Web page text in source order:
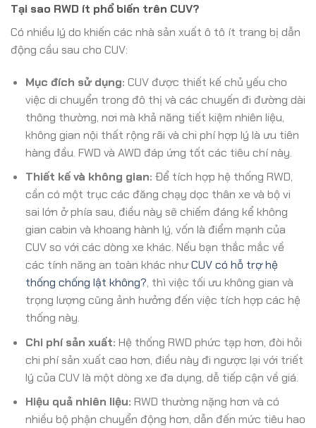
Tại sao RWD ít phổ biến trên CUV?
Có nhiều lý do khiến các nhà sản xuất ô tô ít trang bị dẫn
động cầu sau cho CUV:
Mục đích sử dụng: CUV được thiết kế chủ yếu cho
việc di chuyển trong đô thị và các chuyến đi đường dài
thông thường, nơi mà khả năng tiết kiệm nhiên liệu,
không gian nội thất rộng rãi và chi phí hợp lý là ưu tiên
hàng đầu. FWD và AWD đáp ứng tốt các tiêu chí này.
Thiết kế và không gian: Để tích hợp hệ thống RWD,
cần có một trục các đăng chạy dọc thân xe và bộ vi
sai lớn ở phía sau, điều này sẽ chiếm đáng kể không
gian cabin và khoang hành lý, vốn là điểm mạnh của
CUV so với các dòng xe khác. Nếu bạn thắc mắc về
các tính năng an toàn khác nhưCUV có hỗ trợ hệ
thống chống lật không?, thì việc tối ưu không gian và
trọng lượng cũng ảnh hưởng đến việc tích hợp các hệ
thống này.
Chi phí sản xuất: Hệ thống RWD phức tạp hơn, đòi hỏi
chi phí sản xuất cao hơn, điều này đi ngược lại với triết
lý của CUV là một dòng xe đa dụng, dễ tiếp cận về giá.
Hiệu quả nhiên liệu: RWD thường nặng hơn và có
nhiều bộ phận chuyển động hơn, dẫn đến mức tiêu hao